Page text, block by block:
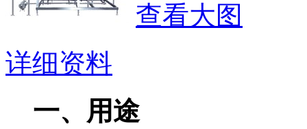
查看大图
详细资料
一、用途